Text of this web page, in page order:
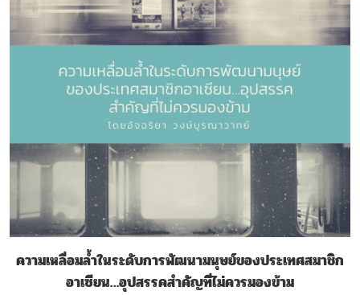
ความเหลื่อมล้ำในระดับการพัฒนามนุษย์ของประเทศสมาชิก
อาเซียน…อุปสรรคสำคัญที่ไม่ควรมองข้าม